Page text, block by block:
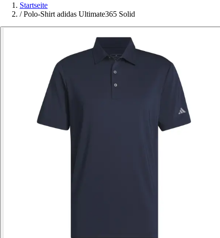
Startseite
/ Polo-Shirt adidas Ultimate365 Solid